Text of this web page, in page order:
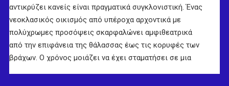
αντικρύζει κανείς είναι πραγματικά συγκλονιστική. Ένας
νεοκλασικός οικισμός από υπέροχα αρχοντικά με
πολύχρωμες προσόψεις σκαρφαλώνει αμφιθεατρικά
από την επιφάνεια της θάλασσας έως τις κορυφές των
βράχων. Ο χρόνος μοιάζει να έχει σταματήσει σε μια